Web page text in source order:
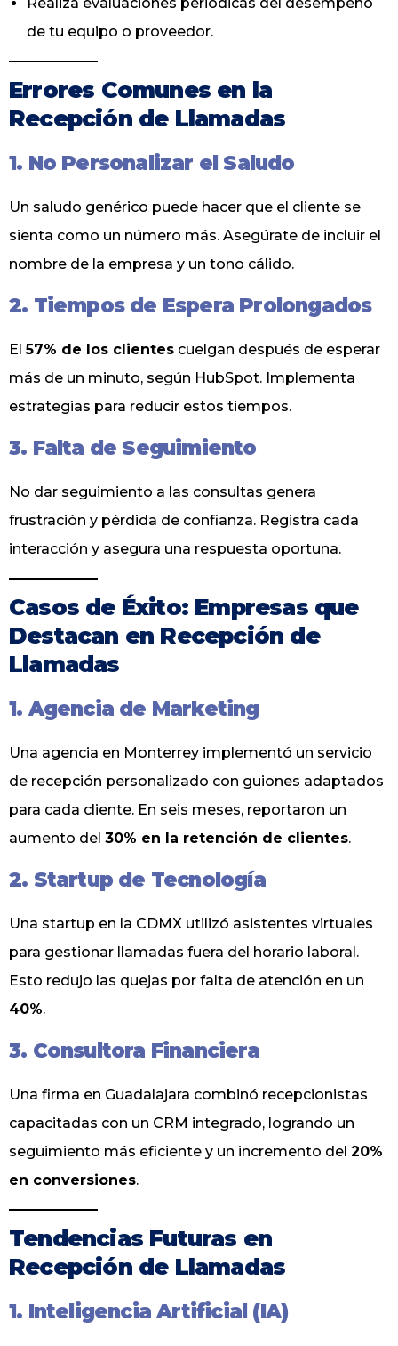
Realiza evaluaciones periódicas del desempeño
de tu equipo o proveedor.
Errores Comunes en la
Recepción de Llamadas
1. No Personalizar el Saludo
Un saludo genérico puede hacer que el cliente se
sienta como un número más. Asegúrate de incluir el
nombre de la empresa y un tono cálido.
2. Tiempos de Espera Prolongados
El57% de los clientes cuelgan después de esperar
más de un minuto, según HubSpot. Implementa
estrategias para reducir estos tiempos.
3. Falta de Seguimiento
No dar seguimiento a las consultas genera
frustración y pérdida de confianza. Registra cada
interacción y asegura una respuesta oportuna.
Casos de Éxito: Empresas que
Destacan en Recepción de
Llamadas
1. Agencia de Marketing
Una agencia en Monterrey implementó un servicio
de recepción personalizado con guiones adaptados
para cada cliente. En seis meses, reportaron un
aumento del 30% en la retención de clientes.
2. Startup de Tecnología
Una startup en la CDMX utilizó asistentes virtuales
para gestionar llamadas fuera del horario laboral.
Esto redujo las quejas por falta de atención en un
40%.
3. Consultora Financiera
Una firma en Guadalajara combinó recepcionistas
capacitadas con un CRM integrado, logrando un
seguimiento más eficiente y un incremento del 20%
en conversiones.
Tendencias Futuras en
Recepción de Llamadas
1. Inteligencia Artificial (IA)